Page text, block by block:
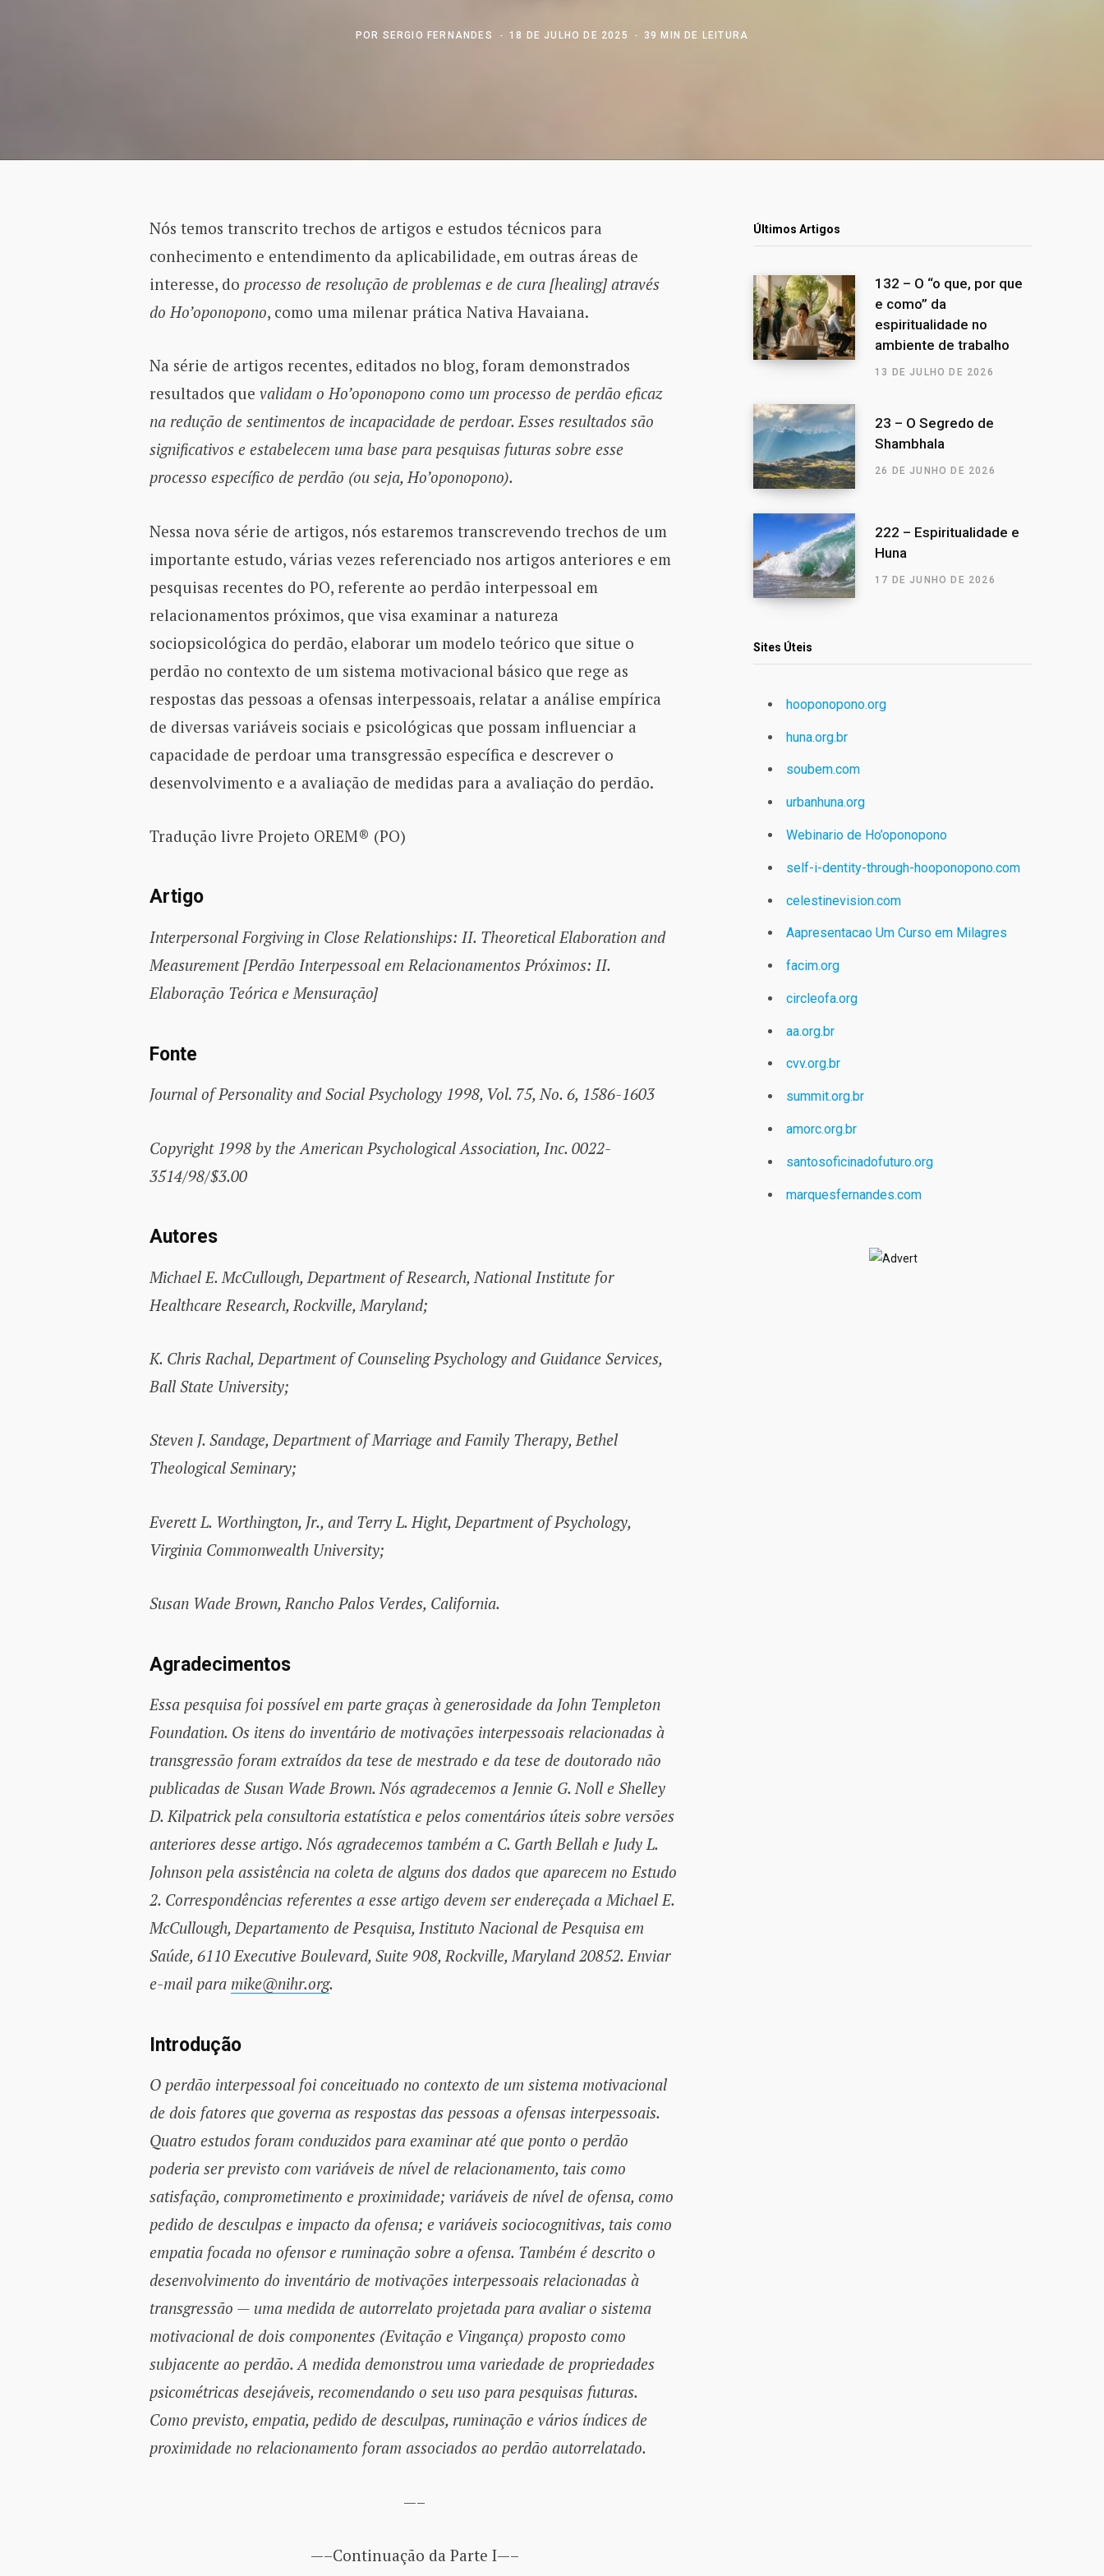
POR SERGIO FERNANDES 18 DE JULHO DE 2025 39 MIN DE LEITURA
Nós temos transcrito trechos de artigos e estudos técnicos para
conhecimento e entendimento da aplicabilidade, em outras áreas de
interesse, do processo de resolução de problemas e de cura [healing] através
do Ho’oponopono, como uma milenar prática Nativa Havaiana.
Na série de artigos recentes, editados no blog, foram demonstrados
resultados que validam o Ho’oponopono como um processo de perdão eficaz
na redução de sentimentos de incapacidade de perdoar. Esses resultados são
significativos e estabelecem uma base para pesquisas futuras sobre esse
processo específico de perdão (ou seja, Ho’oponopono).
Nessa nova série de artigos, nós estaremos transcrevendo trechos de um
importante estudo, várias vezes referenciado nos artigos anteriores e em
pesquisas recentes do PO, referente ao perdão interpessoal em
relacionamentos próximos, que visa examinar a natureza
sociopsicológica do perdão, elaborar um modelo teórico que situe o
perdão no contexto de um sistema motivacional básico que rege as
respostas das pessoas a ofensas interpessoais, relatar a análise empírica
de diversas variáveis sociais e psicológicas que possam influenciar a
capacidade de perdoar uma transgressão específica e descrever o
desenvolvimento e a avaliação de medidas para a avaliação do perdão.
Tradução livre Projeto OREM® (PO)
Artigo
Interpersonal Forgiving in Close Relationships: II. Theoretical Elaboration and
Measurement [Perdão Interpessoal em Relacionamentos Próximos: II.
Elaboração Teórica e Mensuração]
Fonte
Journal of Personality and Social Psychology 1998, Vol. 75, No. 6, 1586-1603
Copyright 1998 by the American Psychological Association, Inc. 0022-
3514/98/$3.00
Autores
Michael E. McCullough, Department of Research, National Institute for
Healthcare Research, Rockville, Maryland;
K. Chris Rachal, Department of Counseling Psychology and Guidance Services,
Ball State University;
Steven J. Sandage, Department of Marriage and Family Therapy, Bethel
Theological Seminary;
Everett L. Worthington, Jr., and Terry L. Hight, Department of Psychology,
Virginia Commonwealth University;
Susan Wade Brown, Rancho Palos Verdes, California.
Agradecimentos
Essa pesquisa foi possível em parte graças à generosidade da John Templeton
Foundation. Os itens do inventário de motivações interpessoais relacionadas à
transgressão foram extraídos da tese de mestrado e da tese de doutorado não
publicadas de Susan Wade Brown. Nós agradecemos a Jennie G. Noll e Shelley
D. Kilpatrick pela consultoria estatística e pelos comentários úteis sobre versões
anteriores desse artigo. Nós agradecemos também a C. Garth Bellah e Judy L.
Johnson pela assistência na coleta de alguns dos dados que aparecem no Estudo
2. Correspondências referentes a esse artigo devem ser endereçada a Michael E.
McCullough, Departamento de Pesquisa, Instituto Nacional de Pesquisa em
Saúde, 6110 Executive Boulevard, Suite 908, Rockville, Maryland 20852. Enviar
e-mail para mike@nihr.org.
Introdução
O perdão interpessoal foi conceituado no contexto de um sistema motivacional
de dois fatores que governa as respostas das pessoas a ofensas interpessoais.
Quatro estudos foram conduzidos para examinar até que ponto o perdão
poderia ser previsto com variáveis de nível de relacionamento, tais como
satisfação, comprometimento e proximidade; variáveis de nível de ofensa, como
pedido de desculpas e impacto da ofensa; e variáveis sociocognitivas, tais como
empatia focada no ofensor e ruminação sobre a ofensa. Também é descrito o
desenvolvimento do inventário de motivações interpessoais relacionadas à
transgressão — uma medida de autorrelato projetada para avaliar o sistema
motivacional de dois componentes (Evitação e Vingança) proposto como
subjacente ao perdão. A medida demonstrou uma variedade de propriedades
psicométricas desejáveis, recomendando o seu uso para pesquisas futuras.
Como previsto, empatia, pedido de desculpas, ruminação e vários índices de
proximidade no relacionamento foram associados ao perdão autorrelatado.
—–
—–Continuação da Parte I—–
Últimos Artigos
132 – O “o que, por que
e como” da
espiritualidade no
ambiente de trabalho
13 DE JULHO DE 2026
23 – O Segredo de
Shambhala
26 DE JUNHO DE 2026
222 – Espiritualidade e
Huna
17 DE JUNHO DE 2026
Sites Úteis
hooponopono.org
huna.org.br
soubem.com
urbanhuna.org
Webinario de Ho’oponopono
self-i-dentity-through-hooponopono.com
celestinevision.com
Aapresentacao Um Curso em Milagres
facim.org
circleofa.org
aa.org.br
cvv.org.br
summit.org.br
amorc.org.br
santosoficinadofuturo.org
marquesfernandes.com